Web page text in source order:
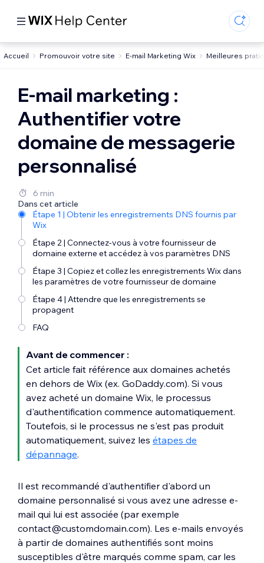
Accueil Promouvoir votre site E-mail Marketing Wix Meilleures
E-mail marketing :
Authentifier votre
domaine de messagerie
personnalisé
6 min
Dans cet article
Étape 1 | Obtenir les enregistrements DNS fournis par
Wix
Étape 2 | Connectez-vous à votre fournisseur de
domaine externe et accédez à vos paramètres DNS
Étape 3 | Copiez et collez les enregistrements Wix dans
les paramètres de votre fournisseur de domaine
Étape 4 | Attendre que les enregistrements se
propagent
FAQ
Avant de commencer :
Cet article fait référence aux domaines achetés
en dehors de Wix (ex. GoDaddy.com). Si vous
avez acheté un domaine Wix, le processus
d'authentification commence automatiquement.
Toutefois, si le processus ne s'est pas produit
automatiquement, suivez les étapes de
dépannage.
Il est recommandé d'authentifier d'abord un
domaine personnalisé si vous avez une adresse e-
mail qui lui est associée (par exemple
contact@customdomain.com). Les e-mails envoyés
à partir de domaines authentifiés sont moins
susceptibles d'être marqués comme spam, car les